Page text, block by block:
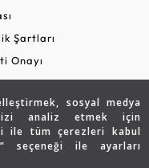
sosyal medya
analiz etmek için
ile tüm çerezleri kabul
seçeneği ile ayarları
Şartları
Onayı
Metni